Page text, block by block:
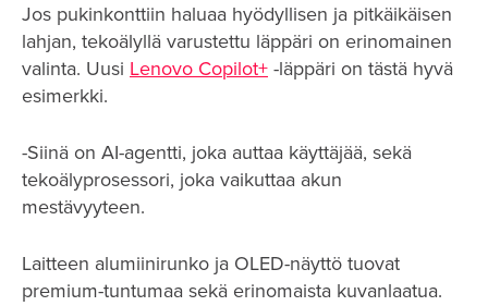
Jos pukinkonttiin haluaa hyödyllisen ja pitkäikäisen
lahjan, tekoälyllä varustettu läppäri on erinomainen
valinta. Uusi Lenovo Copilot+ -läppäri on tästä hyvä
esimerkki.
-Siinä on AI-agentti, joka auttaa käyttäjää, sekä
tekoälyprosessori, joka vaikuttaa akun
mestävyyteen.
Laitteen alumiinirunko ja OLED-näyttö tuovat
premium-tuntumaa sekä erinomaista kuvanlaatua.